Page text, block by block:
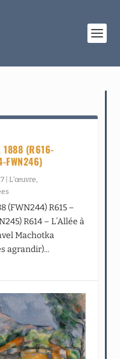
(R616-
FWN246)
|L’œuvre,
(FWN244) R615 –
R614 – L’Allée à
Machotka
agrandir)...